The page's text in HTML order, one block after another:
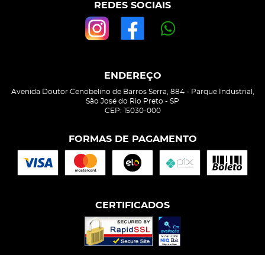
REDES SOCIAIS
ENDEREÇO
Avenida Doutor Cenobelino de Barros Serra, 884- Parque Industrial,
São José do Rio Preto - SP
CEP: 15030-000
FORMAS DE PAGAMENTO
CERTIFICADOS